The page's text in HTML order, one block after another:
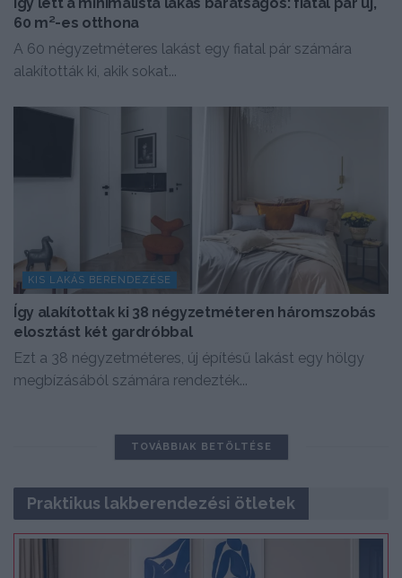
60 m²-es otthona
A 60 négyzetméteres lakást egy fiatal pár számára
alakították ki, akik sokat...
KIS LAKÁS BERENDEZÉSE
Így alakítottak ki 38 négyzetméteren háromszobás
elosztást két gardróbbal
Ezt a 38 négyzetméteres, új építésű lakást egy hölgy
megbízásából számára rendezték...
TOVÁBBIAK BETÖLTÉSE
Praktikus lakberendezési ötletek